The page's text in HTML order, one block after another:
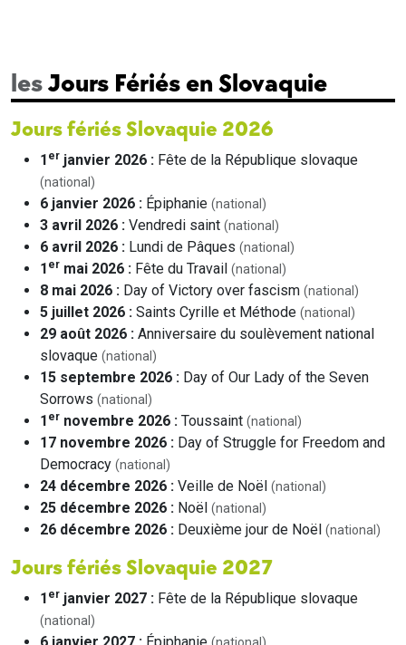
lesJours Fériés en Slovaquie
Jours fériés Slovaquie 2026
1 er janvier 2026 : Fête de la République slovaque
(national)
6 janvier 2026 : Épiphanie (national)
3 avril 2026 : Vendredi saint (national)
6 avril 2026 : Lundi de Pâques (national)
1 er mai 2026 : Fête du Travail (national)
8 mai 2026 : Day of Victory over fascism (national)
5 juillet 2026 : Saints Cyrille et Méthode (national)
29 août 2026 : Anniversaire du soulèvement national
slovaque (national)
15 septembre 2026 : Day of Our Lady of the Seven
Sorrows (national)
1 er novembre 2026 : Toussaint (national)
17 novembre 2026 : Day of Struggle for Freedom and
Democracy (national)
24 décembre 2026 : Veille de Noël (national)
25 décembre 2026 : Noël (national)
26 décembre 2026 : Deuxième jour de Noël (national)
Jours fériés Slovaquie 2027
1 er janvier 2027 : Fête de la République slovaque
(national)